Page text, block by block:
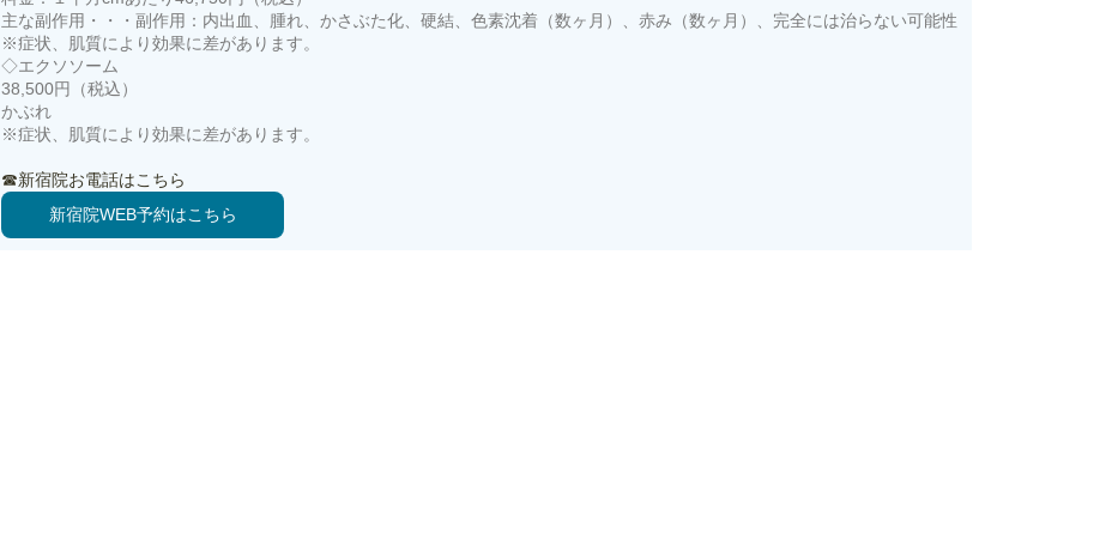
主な副作用・・・副作用：内出血、腫れ、かさぶた化、硬結、色素沈着（数ヶ月）、赤み（数ヶ月）、完全には治らない可能性
※症状、肌質により効果に差があります。
◇エクソソーム
38,500円（税込）
かぶれ
※症状、肌質により効果に差があります。
☎新宿院お電話はこちら
新宿院WEB予約はこちら